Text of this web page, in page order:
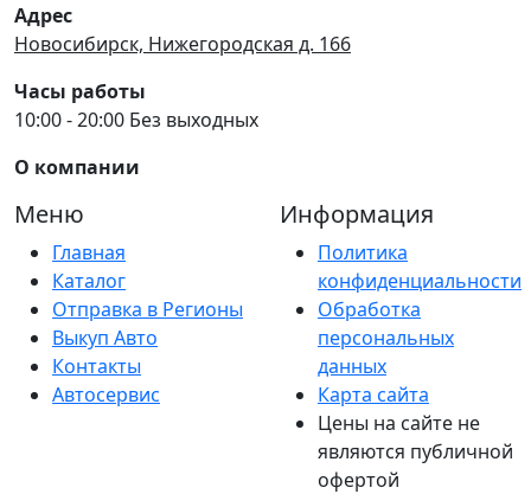
Адрес
Новосибирск, Нижегородская д. 166
Часы работы
10:00 - 20:00 Без выходных
О компании
Меню
Главная
Каталог
Отправка в Регионы
Выкуп Авто
Контакты
Автосервис
Информация
Политика
конфиденциальности
Обработка
персональных
данных
Карта сайта
Цены на сайте не
являются публичной
офертой